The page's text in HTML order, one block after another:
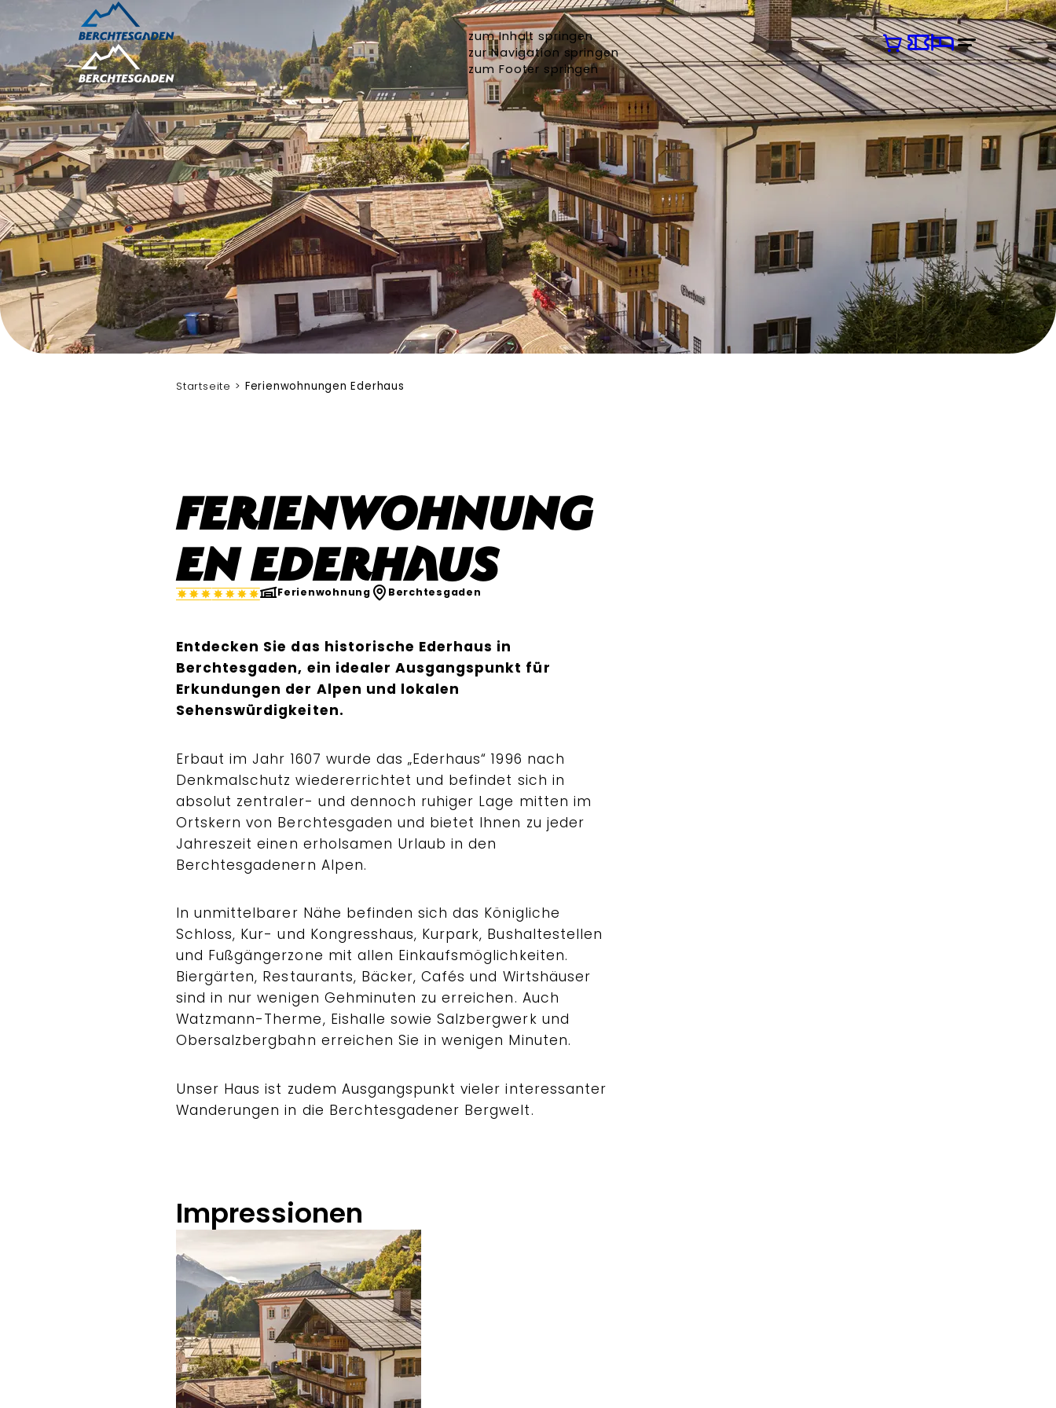
zum Inhalt springen
zur Navigation springen
zum Footer springen
Startseite Ferienwohnungen Ederhaus
Ferienwohnung
en Ederhaus
Ferienwohnung Berchtesgaden
Entdecken Sie das historische Ederhaus in
Berchtesgaden, ein idealer Ausgangspunkt für
Erkundungen der Alpen und lokalen
Sehenswürdigkeiten.
Erbaut im Jahr 1607 wurde das „Ederhaus“ 1996 nach
Denkmalschutz wiedererrichtet und befindet sich in
absolut zentraler- und dennoch ruhiger Lage mitten im
Ortskern von Berchtesgaden und bietet Ihnen zu jeder
Jahreszeit einen erholsamen Urlaub in den
Berchtesgadenern Alpen.
In unmittelbarer Nähe befinden sich das Königliche
Schloss, Kur- und Kongresshaus, Kurpark, Bushaltestellen
und Fußgängerzone mit allen Einkaufsmöglichkeiten.
Biergärten, Restaurants, Bäcker, Cafés und Wirtshäuser
sind in nur wenigen Gehminuten zu erreichen. Auch
Watzmann-Therme, Eishalle sowie Salzbergwerk und
Obersalzbergbahn erreichen Sie in wenigen Minuten.
Unser Haus ist zudem Ausgangspunkt vieler interessanter
Wanderungen in die Berchtesgadener Bergwelt.
Impressionen